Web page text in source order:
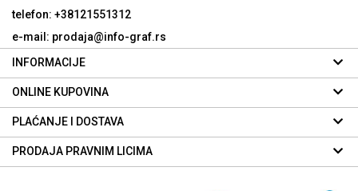
telefon: +38121551312
e-mail: prodaja@info-graf.rs
INFORMACIJE
ONLINE KUPOVINA
PLAĆANJE I DOSTAVA
PRODAJA PRAVNIM LICIMA